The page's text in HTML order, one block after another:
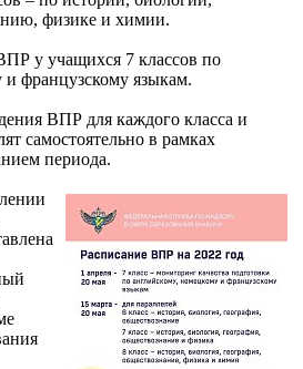
физике и химии.
у учащихся 7 классов по
французскому языкам.
ВПР для каждого класса и
самостоятельно в рамках
периода.